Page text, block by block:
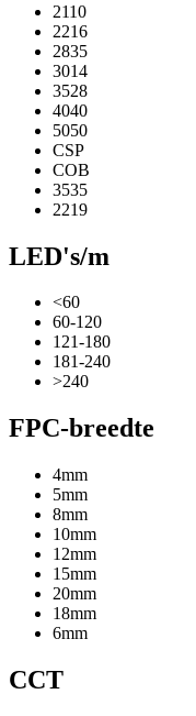
2110
2216
2835
3014
3528
4040
5050
CSP
COB
3535
2219
LED's/m
<60
60-120
121-180
181-240
>240
FPC-breedte
4mm
5mm
8mm
10mm
12mm
15mm
20mm
18mm
6mm
CCT